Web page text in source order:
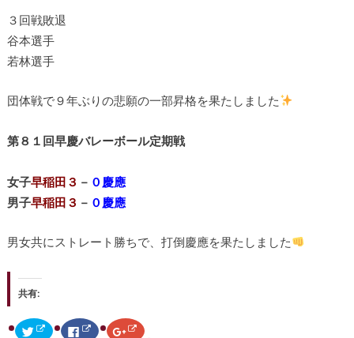
３回戦敗退
谷本選手
若林選手
団体戦で９年ぶりの悲願の一部昇格を果たしました
第８１回早慶バレーボール定期戦
女子早稲田３ － ０慶應
男子早稲田３ － ０慶應
男女共にストレート勝ちで、打倒慶應を果たしました
共有:
ク F ク